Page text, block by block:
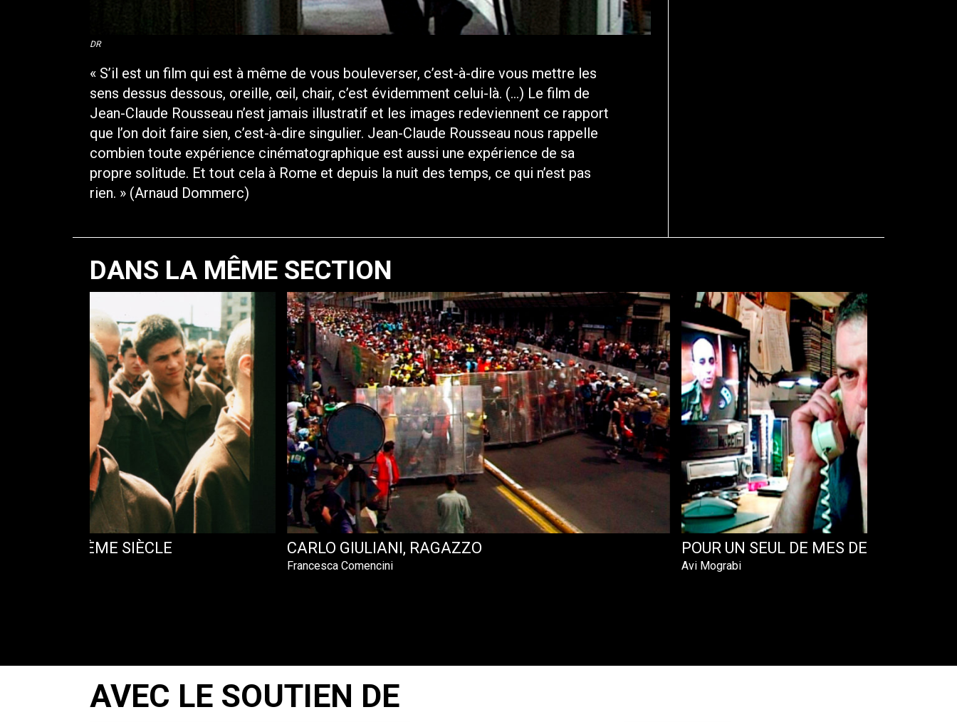
DR
« S’il est un film qui est à même de vous bouleverser, c’est-à-dire vous mettre les
sens dessus dessous, oreille, œil, chair, c’est évidemment celui-là. (…) Le film de
Jean-Claude Rousseau n’est jamais illustratif et les images redeviennent ce rapport
que l’on doit faire sien, c’est-à-dire singulier. Jean-Claude Rousseau nous rappelle
combien toute expérience cinématographique est aussi une expérience de sa
propre solitude. Et tout cela à Rome et depuis la nuit des temps, ce qui n’est pas
rien. » (Arnaud Dommerc)
DANS LA MÊME SECTION
DU XXÈME SIÈCLE CARLO GIULIANI, RAGAZZO
Francesca Comencini
POUR UN SEUL DE MES DEUX YEUX
Avi Mograbi
AVEC LE SOUTIEN DE